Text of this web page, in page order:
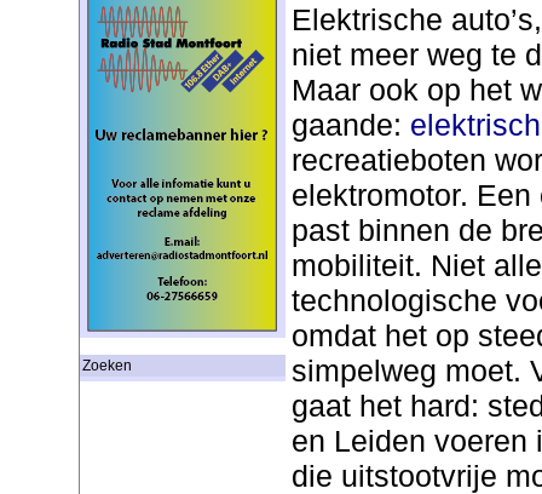
Zoeken
Elektrische
niet meer weg te
Maar ook op het
gaande:
recreatieboten
elektromotor.
past binnen de
mobiliteit. Niet
technologische
omdat het op
simpelweg moet.
gaat het hard:
en Leiden voeren
die uitstootvrije